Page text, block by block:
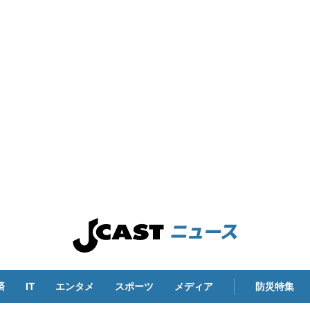
IT エンタメ スポーツ メディア 防災特集